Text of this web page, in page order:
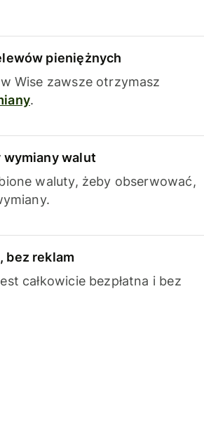
pieniężnych
Wise zawsze otrzymasz
.
wymiany walut
waluty, żeby obserwować,
bez reklam
całkowicie bezpłatna i bez